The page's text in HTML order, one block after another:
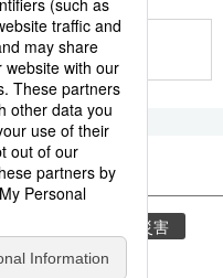
気象・災害
新幹線